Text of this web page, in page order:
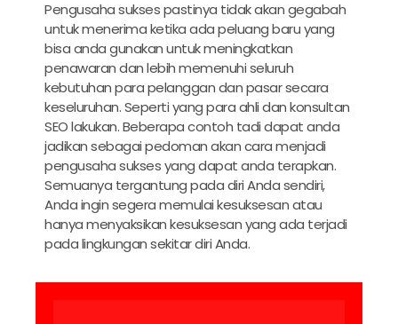
Pengusaha sukses pastinya tidak akan gegabah
untuk menerima ketika ada peluang baru yang
bisa anda gunakan untuk meningkatkan
penawaran dan lebih memenuhi seluruh
kebutuhan para pelanggan dan pasar secara
keseluruhan. Seperti yang para ahli dan konsultan
SEO lakukan. Beberapa contoh tadi dapat anda
jadikan sebagai pedoman akan cara menjadi
pengusaha sukses yang dapat anda terapkan.
Semuanya tergantung pada diri Anda sendiri,
Anda ingin segera memulai kesuksesan atau
hanya menyaksikan kesuksesan yang ada terjadi
pada lingkungan sekitar diri Anda.